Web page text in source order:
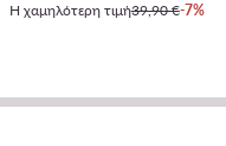
Η χαμηλότερη τιμή39,90 €-7%